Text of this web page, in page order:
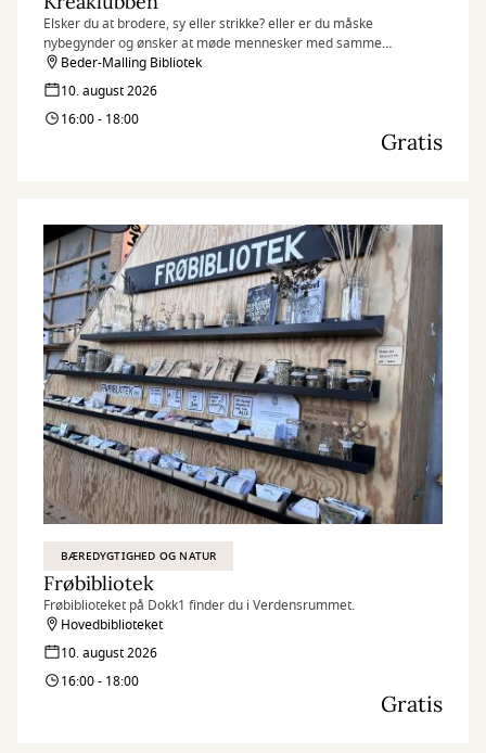
Elsker du at brodere, sy eller strikke? eller er du måske
nybegynder og ønsker at møde mennesker med samme
interesse?
Beder-Malling Bibliotek
10. august 2026
16:00 - 18:00
Gratis
BÆREDYGTIGHED OG NATUR
Frøbibliotek
Frøbiblioteket på Dokk1 finder du i Verdensrummet.
Hovedbiblioteket
10. august 2026
16:00 - 18:00
Gratis